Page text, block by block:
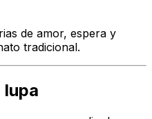
de amor, espera y
tradicional.
lupa